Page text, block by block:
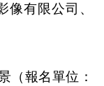
有限公司、
（報名單位：